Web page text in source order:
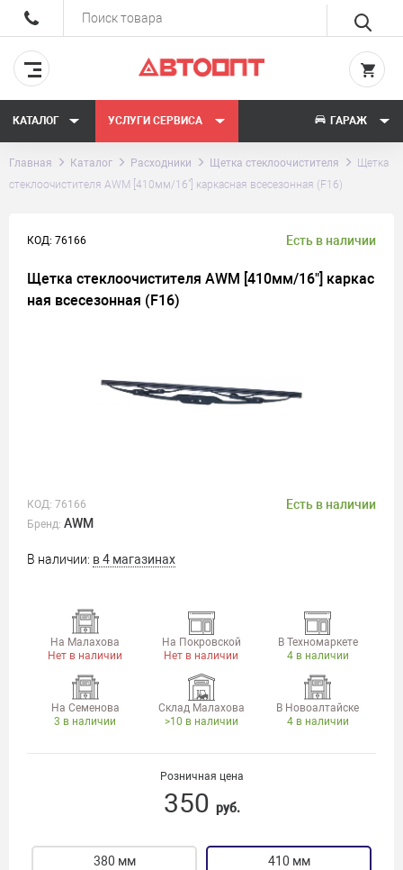
КАТАЛОГ УСЛУГИ СЕРВИСА ГАРАЖ
Главная Каталог Расходники Щетка стеклоочистителя
Щетка
стеклоочистителя AWM [410мм/16"] каркасная всесезонная (F16)
КОД: 76166 Есть в наличии
Щетка стеклоочистителя AWM [410мм/16"] каркас
ная всесезонная (F16)
КОД: 76166 Есть в наличии
Бренд: AWM
В наличии: в 4 магазинах
На Малахова
Нет в наличии
На Покровской
Нет в наличии
В Техномаркете
4 в наличии
На Семенова
3 в наличии
Склад Малахова
>10 в наличии
В Новоалтайске
4 в наличии
Розничная цена
350 руб.
380 мм 410 мм